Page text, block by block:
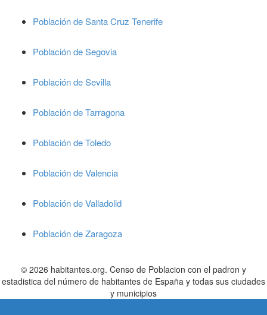
Población de Santa Cruz Tenerife
Población de Segovia
Población de Sevilla
Población de Tarragona
Población de Toledo
Población de Valencia
Población de Valladolid
Población de Zaragoza
© 2026 habitantes.org. Censo de Poblacion con el padron y
estadistica del número de habitantes de España y todas sus ciudades
y municipios